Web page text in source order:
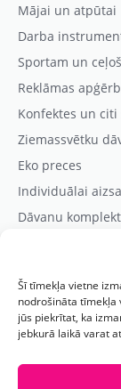
Šī tīmekļa vietne
nodrošināta tīmekļa
jūs piekrītat, ka
jebkurā laikā varat
Mājai un atpūtai
Darba
Sportam un
Reklāmas
Konfektes un
Ziemassvētku
Eko preces
Individuālai
Dāvanu
Reģ.nr.: